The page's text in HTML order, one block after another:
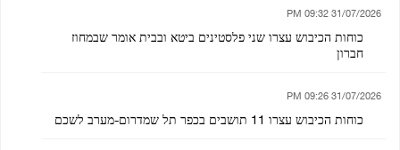
31/07/2026 09:32 PM
כוחות הכיבוש עצרו שני פלסטינים ביטא ובבית אומר שבמחוז
חברון
31/07/2026 09:26 PM
כוחות הכיבוש עצרו 11 תושבים בכפר תל שמדרום-מערב לשכם